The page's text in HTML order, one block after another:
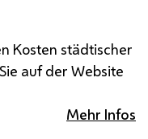
Kosten städtischer
auf der Website
Mehr Infos